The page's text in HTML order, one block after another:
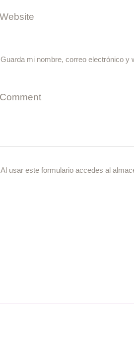
Guarda mi nombre, correo electrónico y
Al usar este formulario accedes al